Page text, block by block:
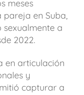
meses
en Suba,
a
2022.
en articulación
y
capturar a